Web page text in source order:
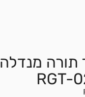
תורה מנדלה